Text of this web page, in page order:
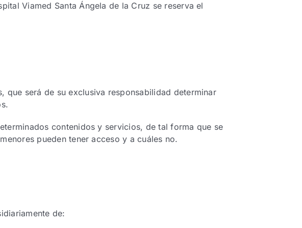
Viamed Santa Ángela de la Cruz se reserva el
que será de su exclusiva responsabilidad determinar
contenidos y servicios, de tal forma que se
pueden tener acceso y a cuáles no.
de: